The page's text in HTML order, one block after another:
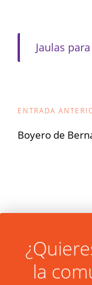
Jaulas
de
ENTRADA
Boyero de
la